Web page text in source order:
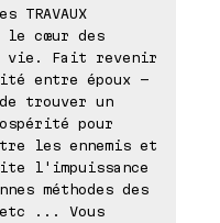
TRAVAUX
le cœur des
vie. Fait revenir
entre époux -
trouver un
pour
les ennemis et
l'impuissance
méthodes des
... Vous